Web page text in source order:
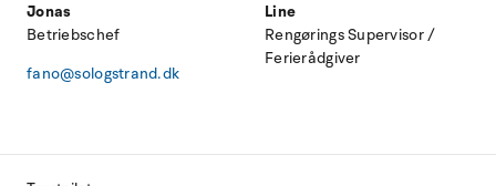
Jonas
Betriebschef
fano@sologstrand.dk
Line
Rengørings Supervisor /
Ferierådgiver